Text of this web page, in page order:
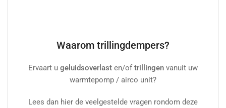
Waarom trillingdempers?
Ervaart u geluidsoverlast en/oftrillingen vanuit uw
warmtepomp / airco unit?
Lees dan hier de veelgestelde vragen rondom deze